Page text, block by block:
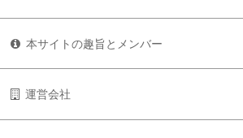
本サイトの趣旨とメンバー
運営会社